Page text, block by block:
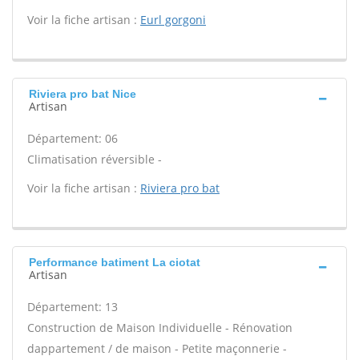
Voir la fiche artisan : Eurl gorgoni
Riviera pro bat Nice
Artisan
Département: 06
Climatisation réversible -
Voir la fiche artisan : Riviera pro bat
Performance batiment La ciotat
Artisan
Département: 13
Construction de Maison Individuelle - Rénovation
dappartement / de maison - Petite maçonnerie -